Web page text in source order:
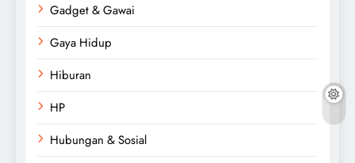
Gadget & Gawai
Gaya Hidup
Hiburan
HP
Hubungan & Sosial